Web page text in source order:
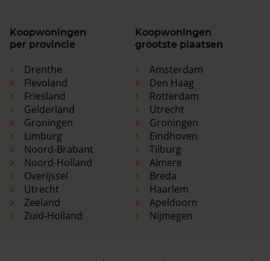
Koopwoningen
per provincie
Drenthe
Flevoland
Friesland
Gelderland
Groningen
Limburg
Noord-Brabant
Noord-Holland
Overijssel
Utrecht
Zeeland
Zuid-Holland
Koopwoningen
grootste plaatsen
Amsterdam
Den Haag
Rotterdam
Utrecht
Groningen
Eindhoven
Tilburg
Almere
Breda
Haarlem
Apeldoorn
Nijmegen